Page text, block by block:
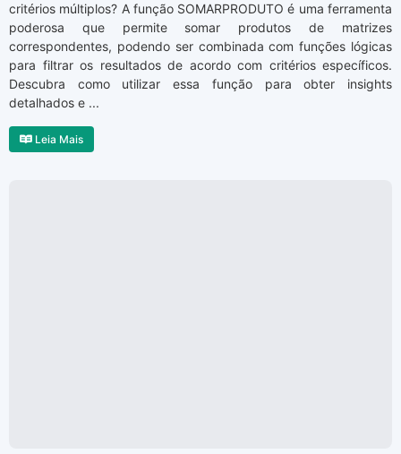
critérios múltiplos? A função SOMARPRODUTO é uma ferramenta
poderosa que permite somar produtos de matrizes
correspondentes, podendo ser combinada com funções lógicas
para filtrar os resultados de acordo com critérios específicos.
Descubra como utilizar essa função para obter insights
detalhados e ...
Leia Mais